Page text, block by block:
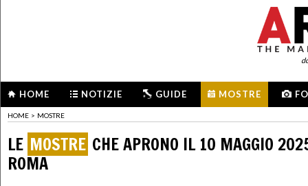
HOME NOTIZIE GUIDE MOSTRE
HOME > MOSTRE
LE MOSTRE CHE APRONO IL 10 MAGGIO
ROMA